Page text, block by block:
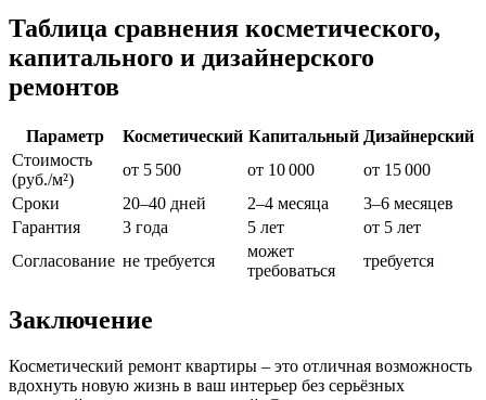
Таблица сравнения косметического,
капитального и дизайнерского
ремонтов
Параметр Косметический Капитальный Дизайнерский
Стоимость
(руб./м²)
от 5 500 от 10 000
от 15 000
Сроки
20–40 дней 2–4 месяца
3–6 месяцев
Гарантия
3 года 5 лет
от 5 лет
Согласование не требуется
может
требоваться
требуется
Заключение
Косметический ремонт квартиры – это отличная возможность
вдохнуть новую жизнь в ваш интерьер без серьёзных